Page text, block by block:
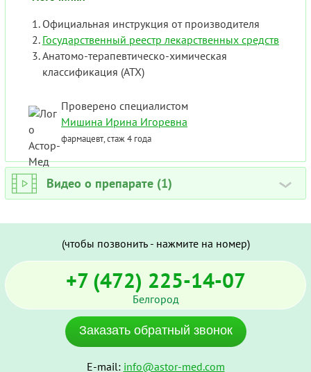
Официальная инструкция от производителя
Государственный реестр лекарственных средств
Анатомо-терапевтическо-химическая
классификация (ATX)
Проверено специалистом
Мишина Ирина Игоревна
фармацевт, стаж 4 года
Видео о препарате (1) ›
(чтобы позвонить - нажмите на номер)
+7 (472) 225-14-07
Белгород
Заказать обратный звонок
E-mail: info@astor-med.com